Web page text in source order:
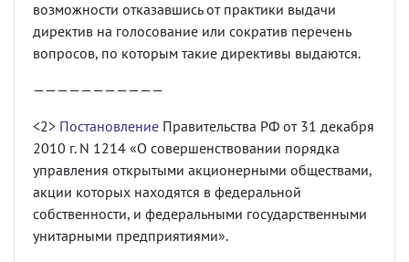
возможности отказавшись от практики выдачи
директив на голосование или сократив перечень
вопросов, по которым такие директивы выдаются.
———————————
<2> Постановление Правительства РФ от 31 декабря
2010 г. N 1214 «О совершенствовании порядка
управления открытыми акционерными обществами,
акции которых находятся в федеральной
собственности, и федеральными государственными
унитарными предприятиями».